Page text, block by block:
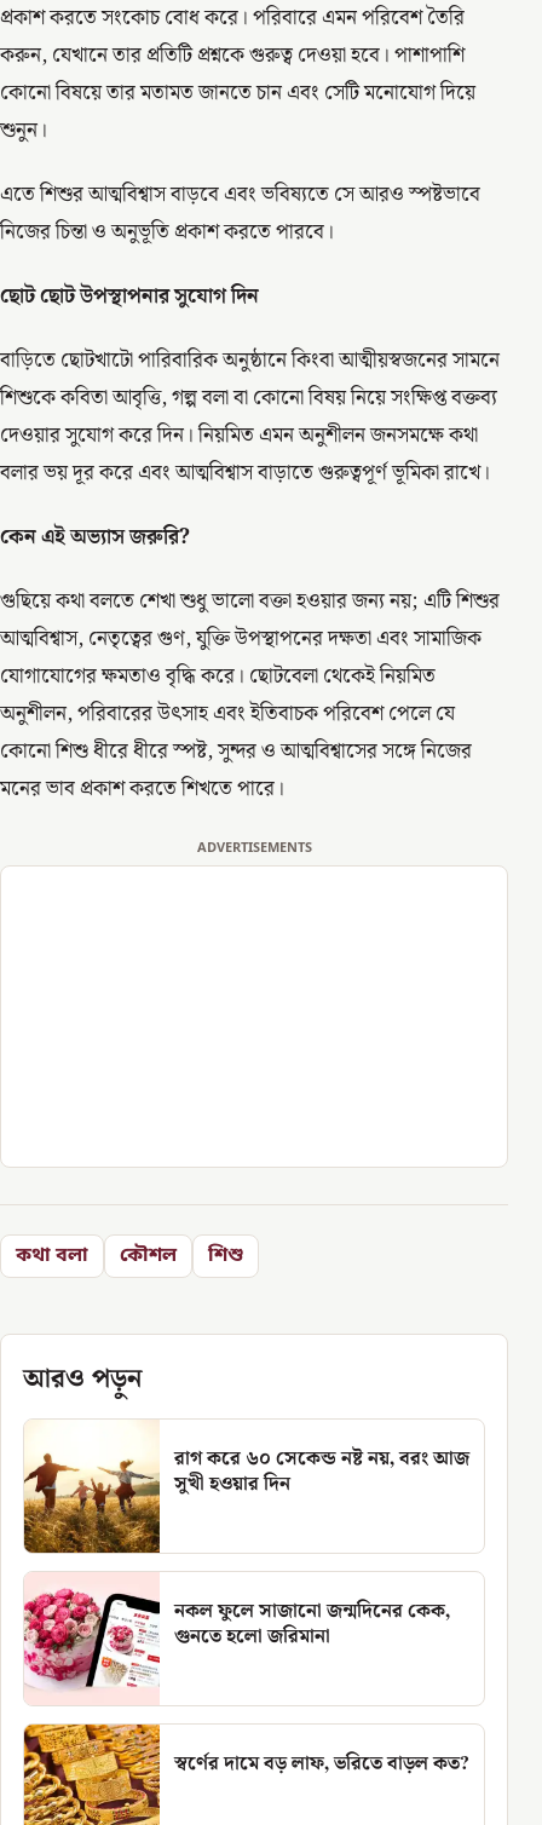
প্রকাশ করতে সংকোচ বোধ করে। পরিবারে এমন পরিবেশ তৈরি
করুন, যেখানে তার প্রতিটি প্রশ্নকে গুরুত্ব দেওয়া হবে। পাশাপাশি
কোনো বিষয়ে তার মতামত জানতে চান এবং সেটি মনোযোগ দিয়ে
শুনুন।
এতে শিশুর আত্মবিশ্বাস বাড়বে এবং ভবিষ্যতে সে আরও স্পষ্টভাবে
নিজের চিন্তা ও অনুভূতি প্রকাশ করতে পারবে।
ছোটছোটউপস্থাপনারসুযোগদিন
বাড়িতে ছোটখাটো পারিবারিক অনুষ্ঠানে কিংবা আত্মীয়স্বজনের সামনে
শিশুকে কবিতা আবৃত্তি, গল্প বলা বা কোনো বিষয় নিয়ে সংক্ষিপ্ত বক্তব্য
দেওয়ার সুযোগ করে দিন। নিয়মিত এমন অনুশীলন জনসমক্ষে কথা
বলার ভয় দূর করে এবং আত্মবিশ্বাস বাড়াতে গুরুত্বপূর্ণ ভূমিকা রাখে।
কেনএইঅভ্যাসজরুরি?
গুছিয়ে কথা বলতে শেখা শুধু ভালো বক্তা হওয়ার জন্য নয়; এটি শিশুর
আত্মবিশ্বাস, নেতৃত্বের গুণ, যুক্তি উপস্থাপনের দক্ষতা এবং সামাজিক
যোগাযোগের ক্ষমতাও বৃদ্ধি করে। ছোটবেলা থেকেই নিয়মিত
অনুশীলন, পরিবারের উৎসাহ এবং ইতিবাচক পরিবেশ পেলে যে
কোনো শিশু ধীরে ধীরে স্পষ্ট, সুন্দর ও আত্মবিশ্বাসের সঙ্গে নিজের
মনের ভাব প্রকাশ করতে শিখতে পারে।
ADVERTISEMENTS
কথা বলা কৌশল শিশু
আরও পড়ুন
রাগ করে ৬০ সেকেন্ড নষ্ট নয়, বরং আজ
সুখী হওয়ার দিন
নকল ফুলে সাজানো জন্মদিনের কেক,
গুনতে হলো জরিমানা
স্বর্ণের দামে বড় লাফ, ভরিতে বাড়ল কত?